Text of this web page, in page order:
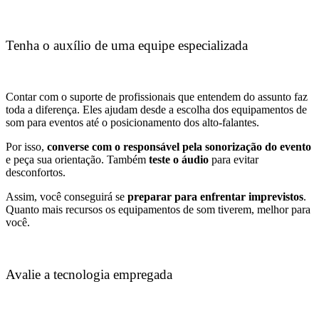
Tenha o auxílio de uma equipe especializada
Contar com o suporte de profissionais que entendem do assunto faz
toda a diferença. Eles ajudam desde a escolha dos equipamentos de
som para eventos até o posicionamento dos alto-falantes.
Por isso, converse com o responsável pela sonorização do evento
e peça sua orientação. Também teste o áudio para evitar
desconfortos.
Assim, você conseguirá se preparar para enfrentar imprevistos.
Quanto mais recursos os equipamentos de som tiverem, melhor para
você.
Avalie a tecnologia empregada